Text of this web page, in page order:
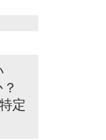
定